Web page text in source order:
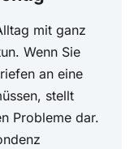
mit ganz
Wenn Sie
an eine
stellt
Probleme dar.